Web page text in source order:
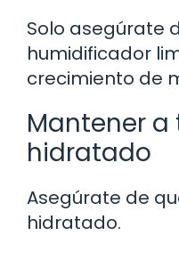
Solo asegúrate
humidificador
crecimiento de
Mantener a
hidratado
Asegúrate de
hidratado.